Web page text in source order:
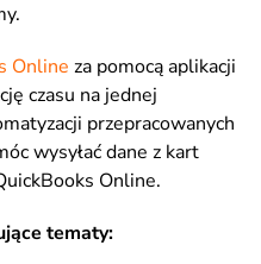
Online za pomocą aplikacji
czasu na jednej
przepracowanych
wysyłać dane z kart
Online.
tematy: